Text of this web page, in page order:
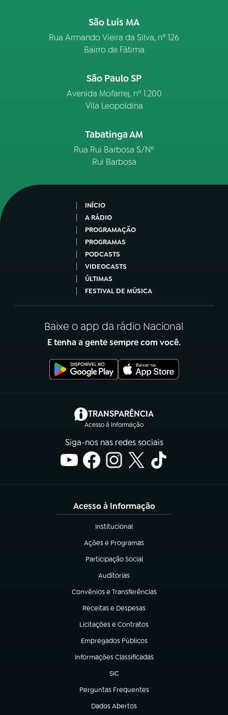
São Luís MA
Rua Armando Vieira da Silva, nº 126
Bairro de Fátima
São Paulo SP
Avenida Mofarrej, nº 1.200
Vila Leopoldina
Tabatinga AM
Rua Rui Barbosa S/Nº
Rui Barbosa
INÍCIO
A RÁDIO
PROGRAMAÇÃO
PROGRAMAS
PODCASTS
VIDEOCASTS
ÚLTIMAS
FESTIVAL DE MÚSICA
Baixe o app da rádio Nacional
E tenha a gente sempre com você.
TRANSPARÊNCIA
Acesso à Informação
(abre em nova aba)
Siga-nos nas redes sociais
Acesso à Informação
Institucional
(abre em nova aba)
Ações e Programas
(abre em nova aba)
Participação Social
(abre em nova aba)
Auditorias
(abre em nova aba)
Convênios e Transferências
(abre em nova aba)
Receitas e Despesas
(abre em nova aba)
Licitações e Contratos
(abre em nova aba)
Empregados Públicos
(abre em nova aba)
Informações Classificadas
(abre em nova aba)
SIC
(abre em nova aba)
Perguntas Frequentes
(abre em nova aba)
Dados Abertos
(abre em nova aba)